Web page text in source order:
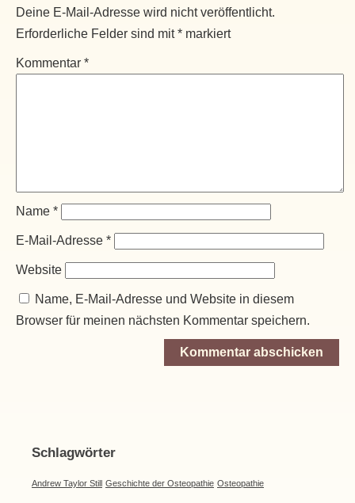
Deine E-Mail-Adresse wird nicht veröffentlicht.
Erforderliche Felder sind mit* markiert
Kommentar *
Name *
E-Mail-Adresse *
Website
Name, E-Mail-Adresse und Website in diesem
Browser für meinen nächsten Kommentar speichern.
Schlagwörter
Andrew Taylor Still Geschichte der Osteopathie Osteopathie